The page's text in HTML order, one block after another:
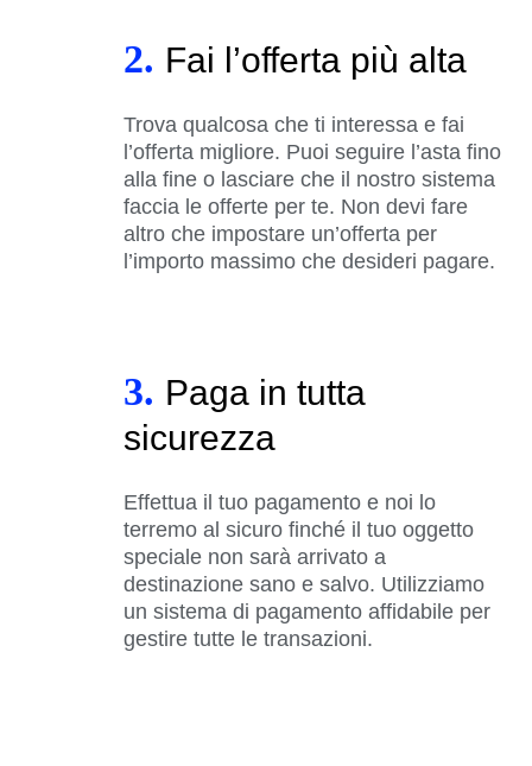
2. Fai l’offerta più alta
Trova qualcosa che ti interessa e fai
l’offerta migliore. Puoi seguire l’asta fino
alla fine o lasciare che il nostro sistema
faccia le offerte per te. Non devi fare
altro che impostare un’offerta per
l’importo massimo che desideri pagare.
3. Paga in tutta
sicurezza
Effettua il tuo pagamento e noi lo
terremo al sicuro finché il tuo oggetto
speciale non sarà arrivato a
destinazione sano e salvo. Utilizziamo
un sistema di pagamento affidabile per
gestire tutte le transazioni.